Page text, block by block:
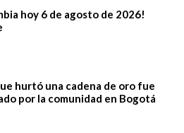
hoy 6 de agosto de 2026!
hurtó una cadena de oro fue
por la comunidad en Bogotá